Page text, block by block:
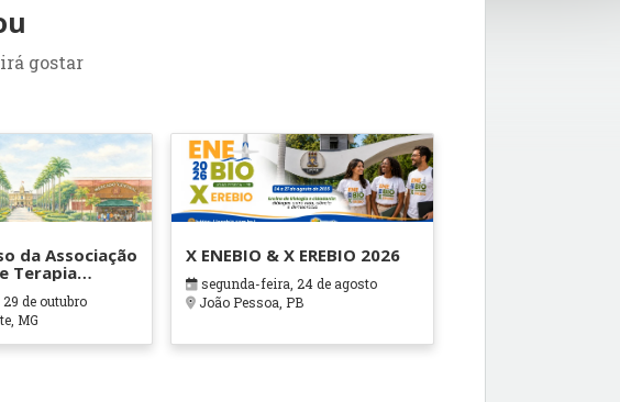
gostar
da Associação
Terapia
em Contextos
e Cuidados
de outubro
MG
X ENEBIO & X EREBIO 2026
segunda-feira, 24 de agosto
João Pessoa, PB